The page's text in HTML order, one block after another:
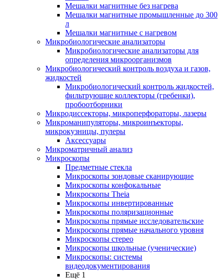
Мешалки магнитные без нагрева
Мешалки магнитные промышленные до 300
л
Мешалки магнитные с нагревом
Микробиологические анализаторы
Микробиологические анализаторы для
определения микроорганизмов
Микробиологический контроль воздуха и газов,
жидкостей
Микробиологический контроль жидкостей,
фильтрующие коллекторы (гребенки),
пробоотборники
Микродиссекторы, микроперфораторы, лазеры
Микроманипуляторы, микроинъекторы,
микрокузницы, пулеры
Аксессуары
Микроматричный анализ
Микроскопы
Предметные стекла
Микроскопы зондовые сканирующие
Микроскопы конфокальные
Микроскопы Theia
Микроскопы инвертированные
Микроскопы поляризационные
Микроскопы прямые исследовательские
Микроскопы прямые начального уровня
Микроскопы стерео
Микроскопы школьные (ученические)
Микроскопы: системы
видеодокументирования
Ещё 1